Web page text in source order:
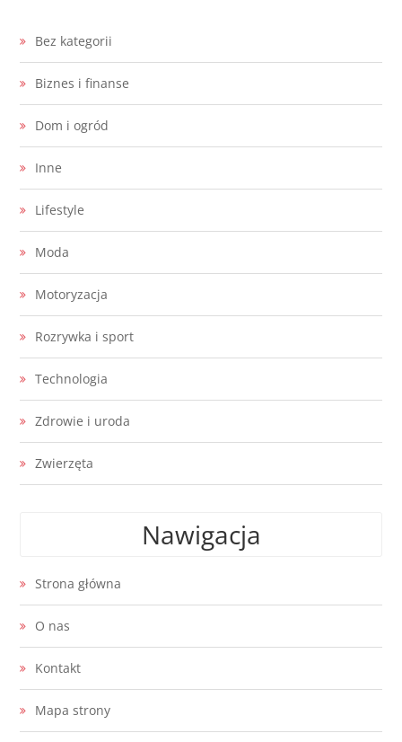
Bez kategorii
Biznes i finanse
Dom i ogród
Inne
Lifestyle
Moda
Motoryzacja
Rozrywka i sport
Technologia
Zdrowie i uroda
Zwierzęta
Nawigacja
Strona główna
O nas
Kontakt
Mapa strony